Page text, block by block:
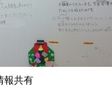
報共有